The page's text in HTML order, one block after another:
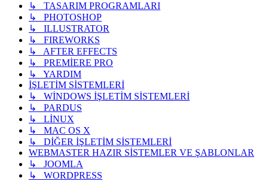
↳ TASARIM PROGRAMLARI
↳ PHOTOSHOP
↳ ILLUSTRATOR
↳ FIREWORKS
↳ AFTER EFFECTS
↳ PREMİERE PRO
↳ YARDIM
İŞLETİM SİSTEMLERİ
↳ WİNDOWS İŞLETİM SİSTEMLERİ
↳ PARDUS
↳ LİNUX
↳ MAC OS X
↳ DİĞER İŞLETİM SİSTEMLERİ
WEBMASTER HAZIR SİSTEMLER VE ŞABLONLAR
↳ JOOMLA
↳ WORDPRESS